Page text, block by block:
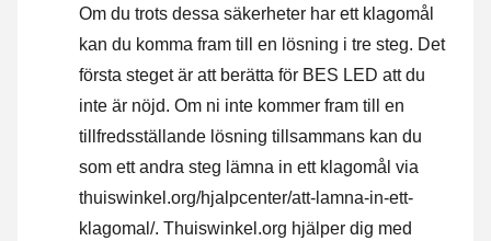
Om du trots dessa säkerheter har ett klagomål
kan du komma fram till en lösning i tre steg. Det
första steget är att berätta för BES LED att du
inte är nöjd. Om ni inte kommer fram till en
tillfredsställande lösning tillsammans kan du
som ett andra steg lämna in ett klagomål via
thuiswinkel.org/hjalpcenter/att-lamna-in-ett-
klagomal/. Thuiswinkel.org hjälper dig med